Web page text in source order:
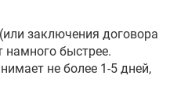
заключения договора
намного быстрее.
не более 1-5 дней,